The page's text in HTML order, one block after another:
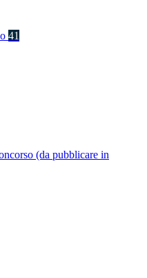
41
(da pubblicare in